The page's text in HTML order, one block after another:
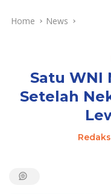
Home News
Satu WNI
Setelah